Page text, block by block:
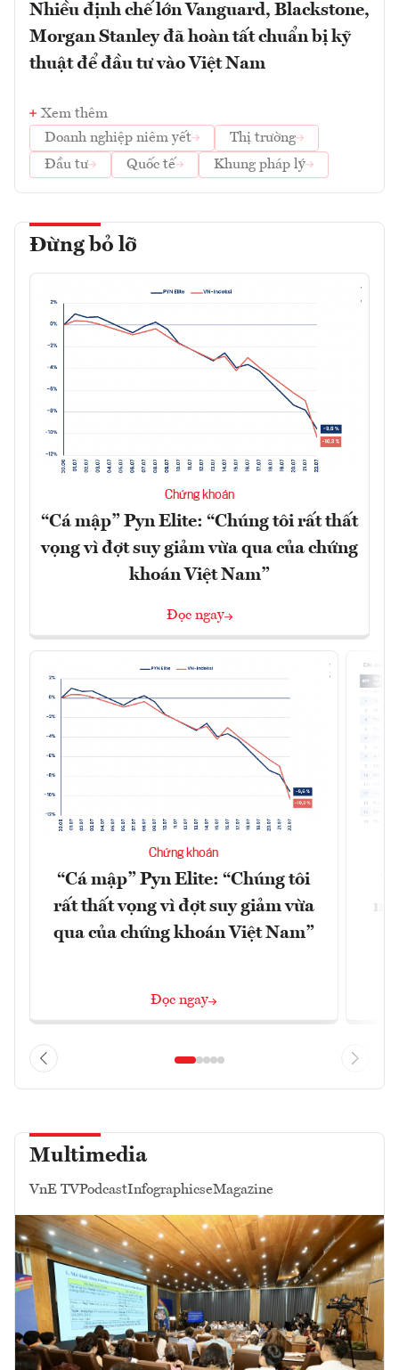
Nhiều định chế lớn Vanguard, Blackstone,
Morgan Stanley đã hoàn tất chuẩn bị kỹ
thuật để đầu tư vào Việt Nam
Xem thêm
Doanh nghiệp niêm yết
Thị trường
Đầu tư
Quốc tế Khung pháp lý
Đừng bỏ lỡ
Chứng khoán
“Cá mập” Pyn Elite: “Chúng tôi rất thất
vọng vì đợt suy giảm vừa qua của chứng
khoán Việt Nam”
Đọc ngay
Chứng khoán
“Cá mập” Pyn Elite: “Chúng tôi
rất thất vọng vì đợt suy giảm vừa
qua của chứng khoán Việt Nam”
Đọc ngay
Multimedia
VnE TVPodcastInfographicseMagazine